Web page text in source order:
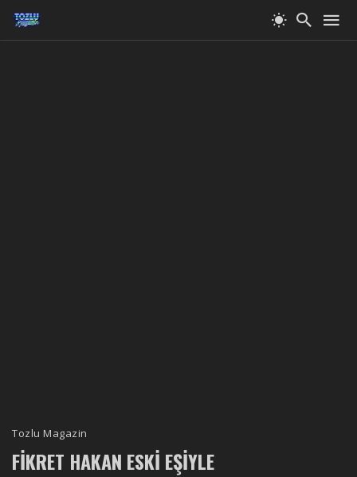
Tozlu Magazin
FIKRET HAKAN ESKI EŞIYLE